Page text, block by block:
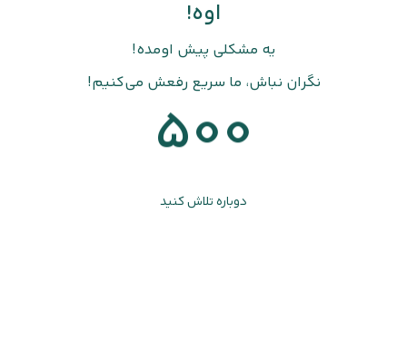
اوه!
یه مشکلی پیش اومده!
نگران نباش، ما سریع رفعش می‌کنیم!
500
دوباره تلاش کنید